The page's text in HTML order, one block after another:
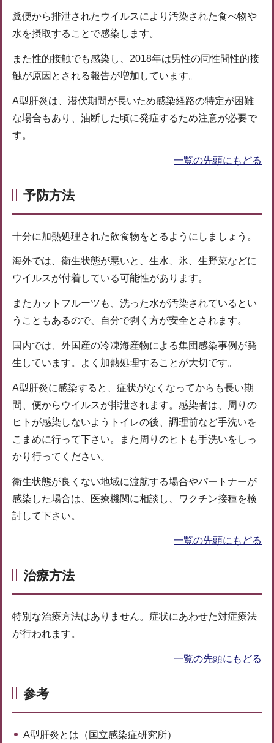
糞便から排泄されたウイルスにより汚染された食べ物や
水を摂取することで感染します。
また性的接触でも感染し、2018年は男性の同性間性的接
触が原因とされる報告が増加しています。
A型肝炎は、潜伏期間が長いため感染経路の特定が困難
な場合もあり、油断した頃に発症するため注意が必要で
す。
一覧の先頭にもどる
予防方法
十分に加熱処理された飲食物をとるようにしましょう。
海外では、衛生状態が悪いと、生水、氷、生野菜などに
ウイルスが付着している可能性があります。
またカットフルーツも、洗った水が汚染されているとい
うこともあるので、自分で剥く方が安全とされます。
国内では、外国産の冷凍海産物による集団感染事例が発
生しています。よく加熱処理することが大切です。
A型肝炎に感染すると、症状がなくなってからも長い期
間、便からウイルスが排泄されます。感染者は、周りの
ヒトが感染しないようトイレの後、調理前など手洗いを
こまめに行って下さい。また周りのヒトも手洗いをしっ
かり行ってください。
衛生状態が良くない地域に渡航する場合やパートナーが
感染した場合は、医療機関に相談し、ワクチン接種を検
討して下さい。
一覧の先頭にもどる
治療方法
特別な治療方法はありません。症状にあわせた対症療法
が行われます。
一覧の先頭にもどる
参考
A型肝炎とは（国立感染症研究所）